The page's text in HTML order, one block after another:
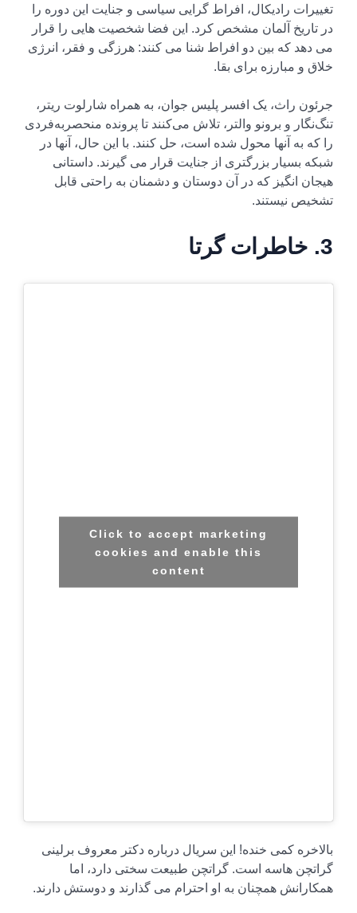
تغییرات رادیکال، افراط گرایی سیاسی و جنایت این دوره را
در تاریخ آلمان مشخص کرد. این فضا شخصیت هایی را قرار
می دهد که بین دو افراط شنا می کنند: هرزگی و فقر، انرژی
خلاق و مبارزه برای بقا.
جرئون راث، یک افسر پلیس جوان، به همراه شارلوت ریتر،
تنگ‌نگار و برونو والتر، تلاش می‌کنند تا پرونده منحصربه‌فردی
را که به آنها محول شده است، حل کنند. با این حال، آنها در
شبکه بسیار بزرگتری از جنایت قرار می گیرند. داستانی
هیجان انگیز که در آن دوستان و دشمنان به راحتی قابل
تشخیص نیستند.
3. خاطرات گرتا
Click to accept marketing
cookies and enable this
content
بالاخره کمی خنده! این سریال درباره دکتر معروف برلینی
گراتچن هاسه است. گراتچن طبیعت سختی دارد، اما
همکارانش همچنان به او احترام می گذارند و دوستش دارند.